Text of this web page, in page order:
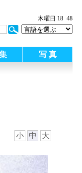
木曜日 18 48
写 真
小 中 大